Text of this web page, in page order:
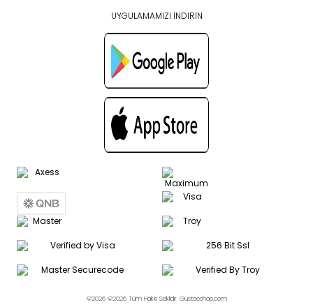
UYGULAMAMIZI İNDİRİN
©2026 ©2026 Tüm Hakkı Saklıdır. Gustoeshop.com